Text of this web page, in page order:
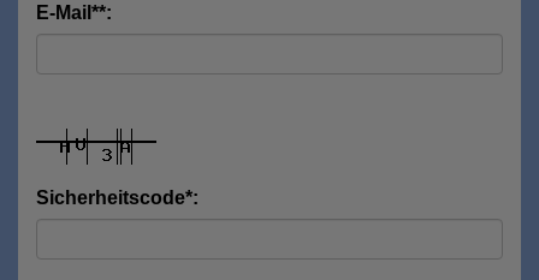
E-Mail**:
Sicherheitscode*: